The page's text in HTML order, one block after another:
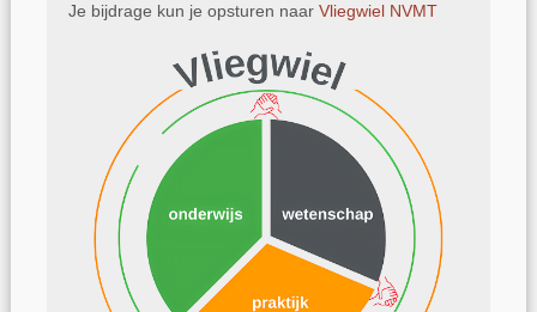
Je bijdrage kun je opsturen naar Vliegwiel NVMT